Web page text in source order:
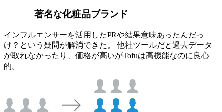
著名な化粧品ブランド
インフルエンサーを活用したPRや結果意味あったんだっ
け？という疑問が解消できた。 他社ツールだと過去データ
が取れなかったり、価格が高いがTofuは高機能なのに良心
的。